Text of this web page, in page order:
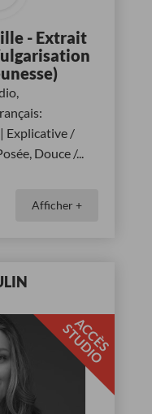
- Extrait
Explicative /
Douce /...
Afficher +
A
C
C
È
S
S
T
U
D
I
O